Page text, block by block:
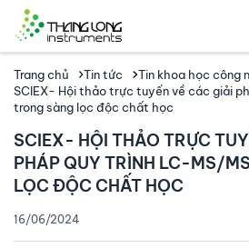
Trang chủ Tin tức
Tin khoa học công
SCIEX- Hội thảo trực tuyến về các giải
trong sàng lọc độc chất học
SCIEX- HỘI THẢO TRỰC
PHÁP QUY TRÌNH LC-MS/
LỌC ĐỘC CHẤT HỌC
16/06/2024